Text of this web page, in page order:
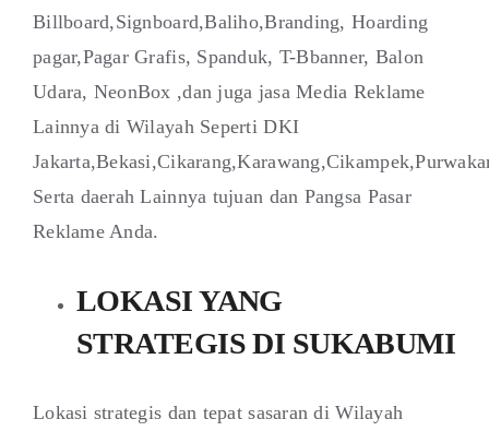
Billboard,Signboard,Baliho,Branding, Hoarding
pagar,Pagar Grafis, Spanduk, T-Bbanner, Balon
Udara, NeonBox ,dan juga jasa Media Reklame
Lainnya di Wilayah Seperti DKI
Serta daerah Lainnya tujuan dan Pangsa Pasar
Reklame Anda.
LOKASI YANG
STRATEGIS DI SUKABUMI
Lokasi strategis dan tepat sasaran di Wilayah